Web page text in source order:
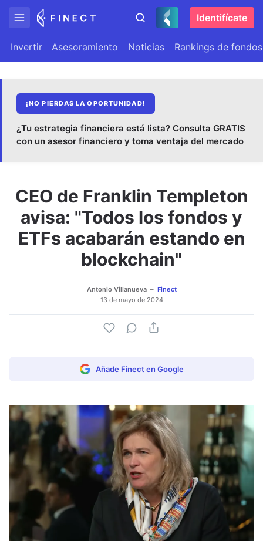
Identifícate
Invertir Asesoramiento Noticias Rankings de fondos
¡NO PIERDAS LA OPORTUNIDAD!
¿Tu estrategia financiera está lista? Consulta GRATIS
con un asesor financiero y toma ventaja del mercado
CEO de Franklin Templeton
avisa: "Todos los fondos y
ETFs acabarán estando en
blockchain"
Antonio Villanueva
Finect
13 de mayo de 2024
Añade Finect en Google